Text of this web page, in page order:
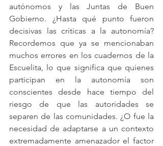
autónomos y las Juntas de Buen
Gobierno. ¿Hasta qué punto fueron
decisivas las críticas a la autonomía?
Recordemos que ya se mencionaban
muchos errores en los cuadernos de la
Escuelita, lo que significa que quienes
participan en la autonomía son
conscientes desde hace tiempo del
riesgo de que las autoridades se
separen de las comunidades. ¿O fue la
necesidad de adaptarse a un contexto
extremadamente amenazador el factor